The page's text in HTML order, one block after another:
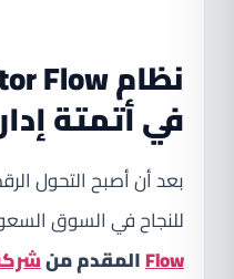
في أتمتة
بعد أن أصبح التحول
للنجاح في السوق
Flowالمقدم من